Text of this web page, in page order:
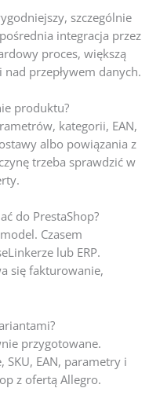
szczególnie
integracja przez
proces, większą
przepływem danych.
produktu?
kategorii, EAN,
albo powiązania z
trzeba sprawdzić w
do PrestaShop?
Czasem
lub ERP.
się fakturowanie,
przygotowane.
SKU, EAN, parametry i
z ofertą Allegro.